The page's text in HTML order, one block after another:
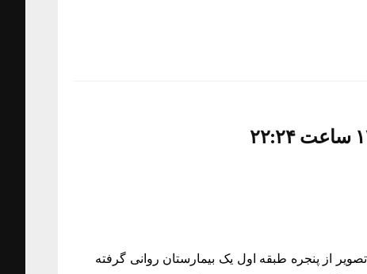
از پنجره طبقه اول یک بیمارستان روانی گرفته